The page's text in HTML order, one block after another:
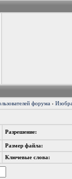
форума ›
Разрешение:
Размер файла:
Ключевые слова: